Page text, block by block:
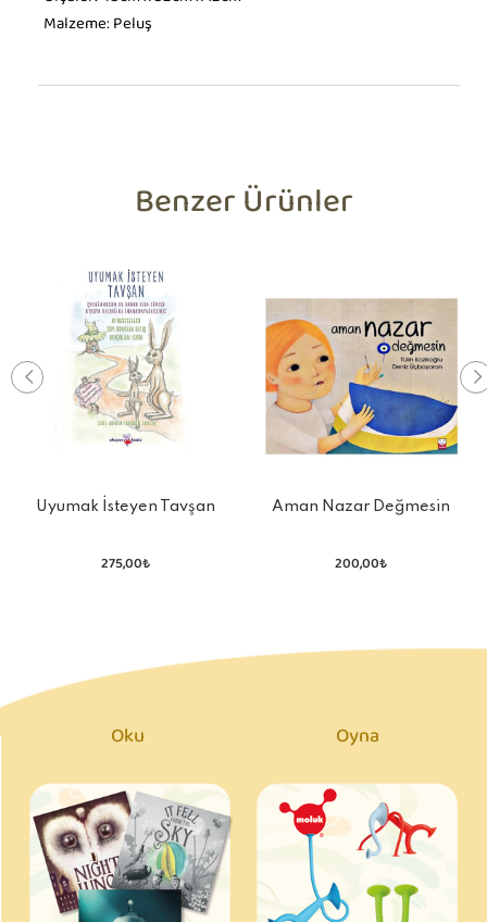
Malzeme: Peluş
Benzer Ürünler
Uyumak İsteyen Tavşan
275,00₺
Aman Nazar Değmesin
200,00₺
Oku Oyna